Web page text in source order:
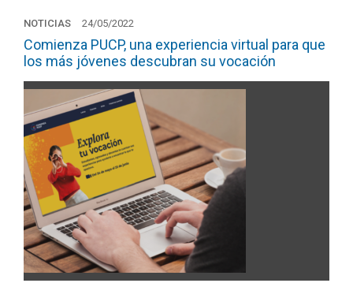
NOTICIAS 24/05/2022
Comienza PUCP, una experiencia virtual para que
los más jóvenes descubran su vocación